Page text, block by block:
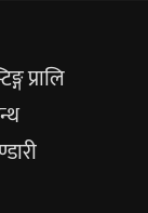
प्रालि